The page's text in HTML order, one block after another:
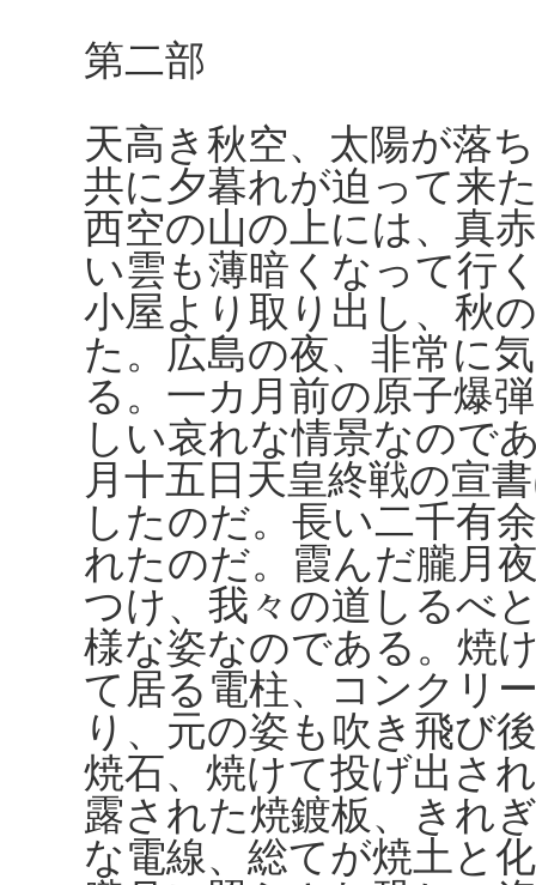
第二部
天高き秋空、太陽が落
共に夕暮れが迫って来
西空の山の上には、真
い雲も薄暗くなって行
小屋より取り出し、秋
た。広島の夜、非常に
る。一カ月前の原子爆
しい哀れな情景なので
月十五日天皇終戦の宣
したのだ。長い二千有
れたのだ。霞んだ朧月
つけ、我々の道しるべ
様な姿なのである。焼
て居る電柱、コンクリ
り、元の姿も吹き飛び
焼石、焼けて投げ出さ
露された焼鍍板、きれ
な電線、総てが焼土と